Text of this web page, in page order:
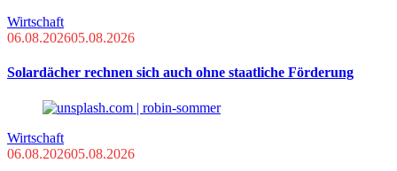
Wirtschaft
06.08.202605.08.2026
Solardächer rechnen sich auch ohne staatliche Förderung
Wirtschaft
06.08.202605.08.2026